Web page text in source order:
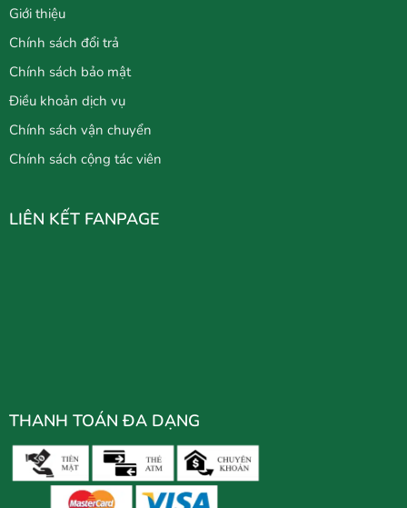
Giới thiệu
Chính sách đổi trả
Chính sách bảo mật
Điều khoản dịch vụ
Chính sách vận chuyển
Chính sách cộng tác viên
LIÊN KẾT FANPAGE
THANH TOÁN ĐA DẠNG